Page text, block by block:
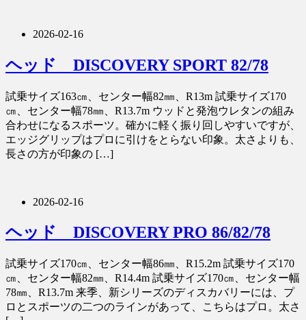
2026-02-16
ヘッド DISCOVERY SPORT 82/78
試乗サイズ163㎝、センター幅82㎜、R13m 試乗サイズ170
㎝、センター幅78㎜、R13.7m ウッドと発泡ウレタンの組み
合わせになるスポーツ。確かに軽く振り回しやすいですが、
エッジグリップはプロに引けをとらない印象。太さよりも、
長さの方が印象の […]
2026-02-16
ヘッド DISCOVERY PRO 86/82/78
試乗サイズ170㎝、センター幅86㎜、R15.2m 試乗サイズ170
㎝、センター幅82㎜、R14.4m 試乗サイズ170㎝、センター幅
78㎜、R13.7m 来季、新シリーズのディスカバリーには、プ
ロとスポーツの二つのラインがあって、こちらはプロ。太さ